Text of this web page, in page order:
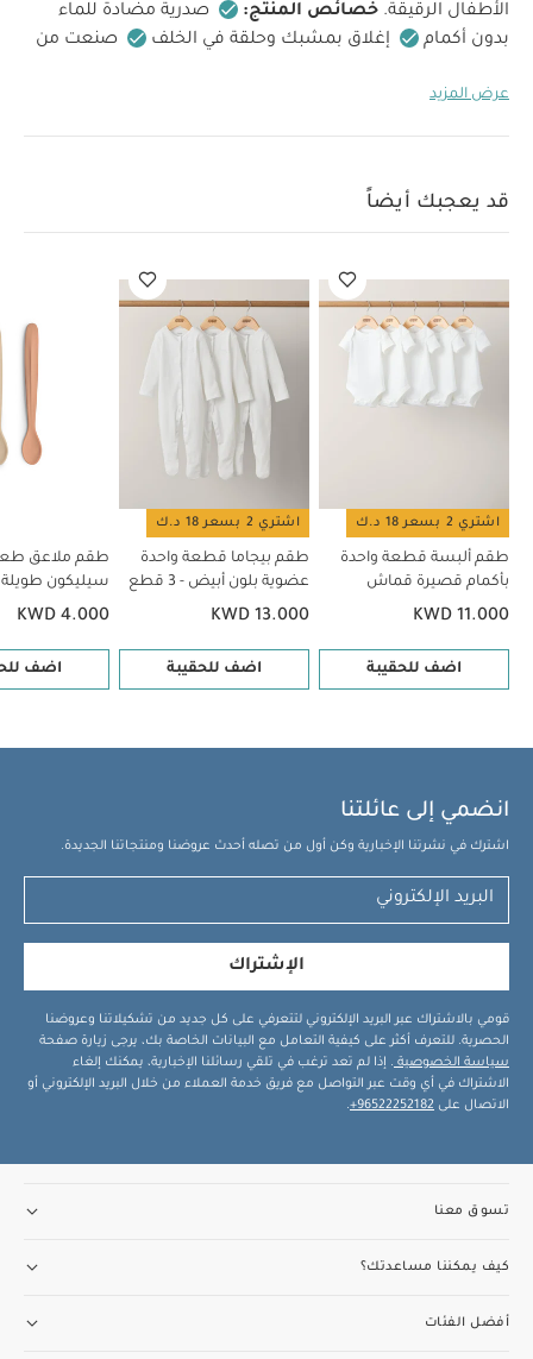
الأطفال الرقيقة. خصائص المنتج:
صدرية مضادة للماء
بدون أكمام
إغلاق بمشبك وحلقة في الخلف
صنعت من
أ
تعليمات العناية:
طقم ألبسة قطعة واحدة بأكمام قصيرة قماش عضوي بلون أبيض
- 5 قطع
طقم بيجاما قطعة واحدة عضوية بلون أبيض - 3 قطع
ملاعق طعام سيليكون طويلة من سيترون -قطعتان بتصميم راقصة باليه
طقم أدوات مائدة من مواد حيوية من سيترون - نقشة مركبات
أطباق من مواد حيوية من سيترون - 4 قطع بلون وردي/كريمي
عرض المزيد
قد يعجبك أيضاً
اشتري 2 بسعر 18 د.ك
طقم ألبسة قطعة واحدة
بأكمام قصيرة قماش
عضوي بلون أبيض - 5 قطع
KWD 11.000
اضف للحقيبة
اشتري 2 بسعر 18 د.ك
طقم بيجاما قطعة واحدة
عضوية بلون أبيض - 3 قطع
KWD 13.000
اضف للحقيبة
طقم ملاعق
سيليكون
-قطعتان
KWD 4.000
اضف
انضمي إلى عائلتنا
اشترك في نشرتنا الإخبارية وكن أول من تصله أحدث عروضنا ومنتجاتنا الجديدة.
الإشتراك
قومي بالاشتراك عبر البريد الإلكتروني لتتعرفي على كل جديد من تشكيلاتنا وعروضنا
الحصرية. للتعرف أكثر على كيفية التعامل مع البيانات الخاصة بك، يرجى زيارة صفحة
سياسة الخصوصية . إذا لم تعد ترغب في تلقي رسائلنا الإخبارية، يمكنك إلغاء
الاشتراك في أي وقت عبر التواصل مع فريق خدمة العملاء من خلال البريد الإلكتروني أو
الاتصال على 96522252182+
.
تسوق معنا
كيف يمكننا مساعدتك؟
أفضل الفئات